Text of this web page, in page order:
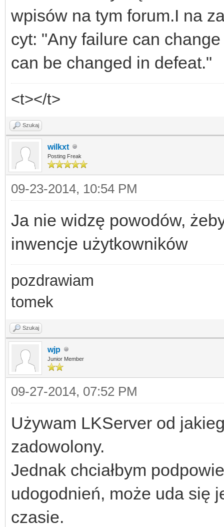
wpisów na tym forum.I na
cyt: "Any failure can
can be changed in defeat."
<t></t>
Szukaj
wilkxt
Posting Freak
09-23-2014, 10:54 PM
Ja nie widzę powodów,
inwencje użytkowników
pozdrawiam
tomek
Szukaj
wjp
Junior Member
09-27-2014, 07:52 PM
Używam LKServer od
zadowolony.
Jednak chciałbym
udogodnień, może uda się
czasie.